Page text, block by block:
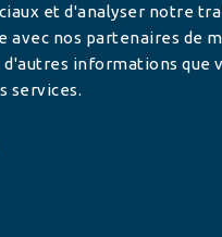
et d'analyser notre
nos partenaires de
informations que
services.